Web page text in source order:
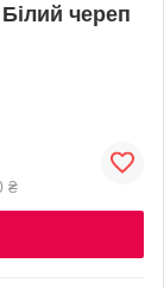
Білий череп
₴